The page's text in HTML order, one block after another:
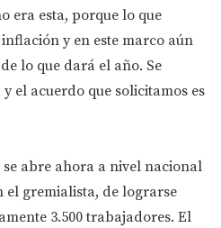
era esta, porque lo que
y en este marco aún
lo que dará el año. Se
y el acuerdo que solicitamos es
abre ahora a nivel nacional
el gremialista, de lograrse
3.500 trabajadores. El